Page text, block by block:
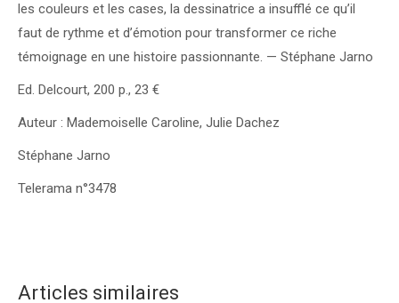
les couleurs et les cases, la dessinatrice a insufflé ce qu’il
faut de rythme et d’émotion pour transformer ce riche
témoignage en une histoire passionnante. — Stéphane Jarno
Ed. Delcourt, 200 p., 23 €
Auteur : Mademoiselle Caroline, Julie Dachez
Stéphane Jarno
Telerama n°3478
Articles similaires